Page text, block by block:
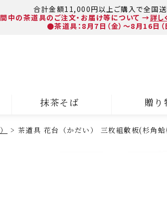
合計金額11,000円以上ご購入で全国
中の茶道具のご注文・お届け等について →詳し
●茶道具：8月7日（金）～8月16日（
抹茶そば 贈り
茶道具 花台（かだい） 三枚組敷板(杉角